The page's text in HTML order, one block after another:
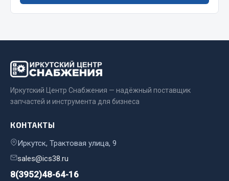
Трубки, муфты, гайки
Угольники
Фитинги
Штуцеры
Весь раздел
Инструмент
Иркутский Центр Снабжения — надёжный поставщик
запчастей и инструмента для бизнеса
КОНТАКТЫ
Иркутск, Трактовая улица, 9
sales@ics38.ru
8(3952)48-64-16